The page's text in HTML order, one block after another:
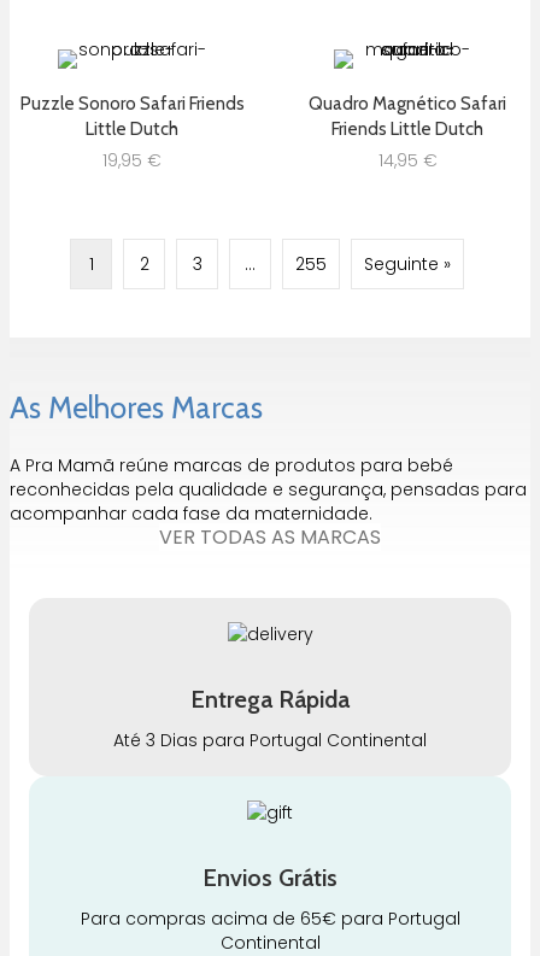
Puzzle Sonoro Safari Friends
Little Dutch
19,95 €
Quadro Magnético Safari
Friends Little Dutch
14,95 €
1 2 3 … 255 Seguinte »
As Melhores Marcas
A Pra Mamã reúne marcas de produtos para bebé
reconhecidas pela qualidade e segurança, pensadas para
acompanhar cada fase da maternidade.
VER TODAS AS MARCAS
Entrega Rápida
Até 3 Dias para Portugal Continental
Envios Grátis
Para compras acima de 65€ para Portugal
Continental